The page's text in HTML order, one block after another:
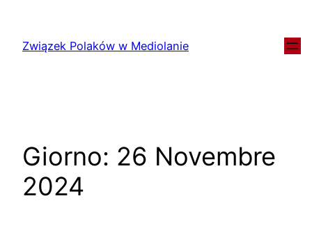
Związek Polaków w Mediolanie
Giorno: 26 Novembre
2024